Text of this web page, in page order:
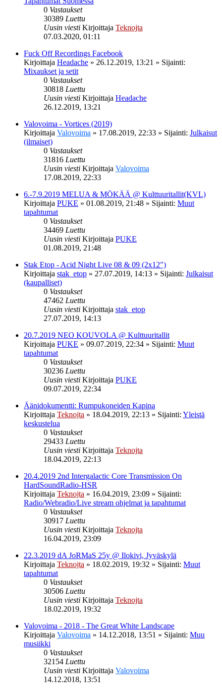
0 Vastaukset
30389 Luettu
Uusin viesti Kirjoittaja Teknojta
07.03.2020, 01:11
Fuck Off Recordings Facebook
Kirjoittaja Headache » 26.12.2019, 13:21 » Sijainti:
Mixaukset ja setit
0 Vastaukset
30818 Luettu
Uusin viesti Kirjoittaja Headache
26.12.2019, 13:21
Valovoima - Vortices (2019)
Kirjoittaja Valovoima » 17.08.2019, 22:33 » Sijainti: Julkaisut
(ilmaiset)
0 Vastaukset
31816 Luettu
Uusin viesti Kirjoittaja Valovoima
17.08.2019, 22:33
6.-7.9.2019 MELUA & MÖKÄÄ @ Kulttuuritallit(KVL)
Kirjoittaja PUKE » 01.08.2019, 21:48 » Sijainti: Muut
tapahtumat
0 Vastaukset
34469 Luettu
Uusin viesti Kirjoittaja PUKE
01.08.2019, 21:48
Stak Etop - Acid Night Live 08 & 09 (2x12")
Kirjoittaja stak_etop » 27.07.2019, 14:13 » Sijainti: Julkaisut
(kaupalliset)
0 Vastaukset
47462 Luettu
Uusin viesti Kirjoittaja stak_etop
27.07.2019, 14:13
20.7.2019 NEO KOUVOLA @ Kulttuuritallit
Kirjoittaja PUKE » 09.07.2019, 22:34 » Sijainti: Muut
tapahtumat
0 Vastaukset
30236 Luettu
Uusin viesti Kirjoittaja PUKE
09.07.2019, 22:34
Äänidokumentti: Rumpukoneiden Kapina
Kirjoittaja Teknojta » 18.04.2019, 22:13 » Sijainti: Yleistä
keskustelua
0 Vastaukset
29433 Luettu
Uusin viesti Kirjoittaja Teknojta
18.04.2019, 22:13
20.4.2019 2nd Intergalactic Core Transmission On
HardSoundRadio-HSR
Kirjoittaja Teknojta » 16.04.2019, 23:09 » Sijainti:
Radio/Webradio/Live stream ohjelmat ja tapahtumat
0 Vastaukset
30917 Luettu
Uusin viesti Kirjoittaja Teknojta
16.04.2019, 23:09
22.3.2019 dA JoRMaS 25y @ Ilokivi, Jyväskylä
Kirjoittaja Teknojta » 18.02.2019, 19:32 » Sijainti: Muut
tapahtumat
0 Vastaukset
30506 Luettu
Uusin viesti Kirjoittaja Teknojta
18.02.2019, 19:32
Valovoima - 2018 - The Great White Landscape
Kirjoittaja Valovoima » 14.12.2018, 13:51 » Sijainti: Muu
musiikki
0 Vastaukset
32154 Luettu
Uusin viesti Kirjoittaja Valovoima
14.12.2018, 13:51